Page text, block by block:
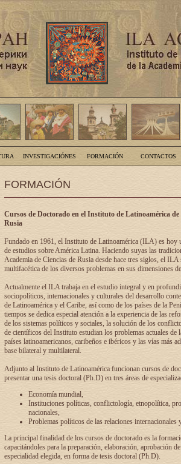
INVESTIGACIÓNES FORMACIÓN CONTACTOS
FORMACIÓN
Cursos de Doctorado en el Instituto de Latinoamérica de
Rusia
Fundado en 1961, el Instituto de Latinoamérica (ILA) es hoy
de estudios sobre América Latina. Haciendo suyas las
Academia de Ciencias de Rusia desde hace tres siglos, el
multifacética de los diversos problemas en sus dimensiones
Actualmente el ILA trabaja en el estudio integral y en
sociopolíticos, internacionales y culturales del desarrollo
de Latinoamérica y el Caribe, así como de los países de la
tiempos se dedica especial atención a la experiencia de las
de los sistemas políticos y sociales, la solución de los
de científicos del Instituto estudian los problemas actuales de
países latinoamericanos, caribeños e ibéricos y las vías más
base bilateral y multilateral.
Adjunto al Instituto de Latinoamérica funcionan cursos de
presentar una tesis doctoral (Ph.D) en tres áreas de
Economía mundial,
Instituciones políticas, conflictología, etnopolítica,
nacionales,
Problemas políticos de las relaciones internacionales
La principal finalidad de los cursos de doctorado es la
capacitándoles para la preparación, elaboración, aprobación
especialidad elegida, en forma de tesis doctoral (Ph.D).